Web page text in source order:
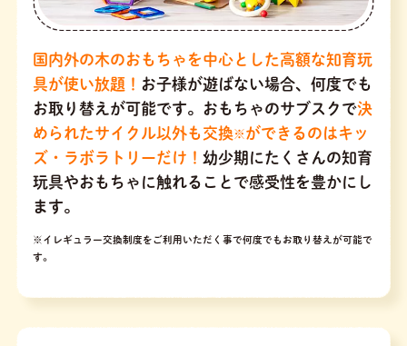
国内外の木のおもちゃを中心とした高額な知育玩
具が使い放題！ お子様が遊ばない場合、何度でも
お取り替えが可能です。おもちゃのサブスクで決
められたサイクル以外も交換※ ができるのはキッ
ズ・ラボラトリーだけ！ 幼少期にたくさんの知育
玩具やおもちゃに触れることで感受性を豊かにし
ます。
※イレギュラー交換制度をご利用いただく事で何度でもお取り替えが可能で
す。